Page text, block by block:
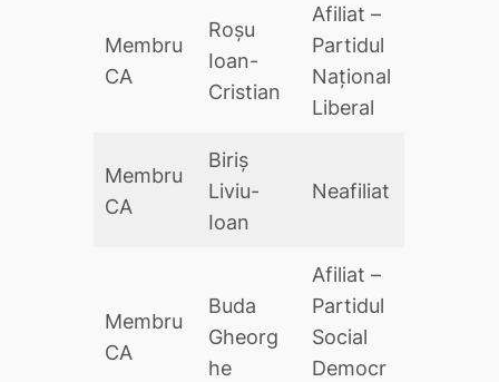
Membru
CA
Roșu
Ioan-
Cristian
Afiliat –
Partidul
Național
Liberal
Membru
CA
Biriș
Liviu-
Ioan
Neafiliat
Membru
CA
Buda
Gheorg
he
Afiliat –
Partidul
Social
Democr